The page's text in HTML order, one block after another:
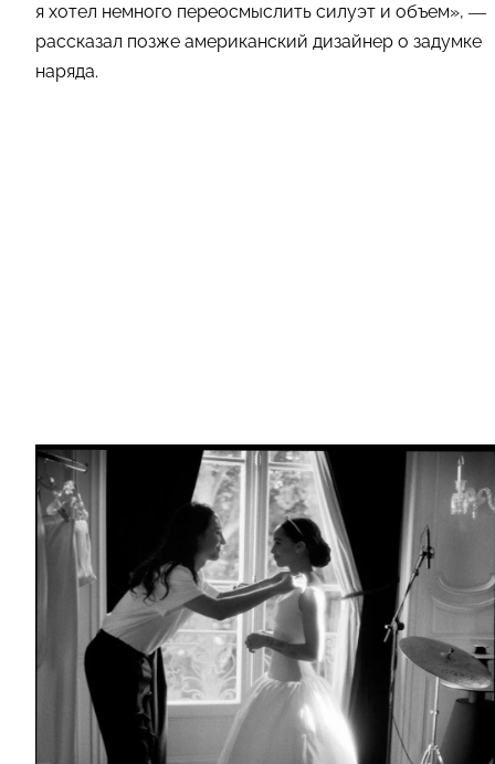
я хотел немного переосмыслить силуэт и объем», —
рассказал позже американский дизайнер о задумке
наряда.